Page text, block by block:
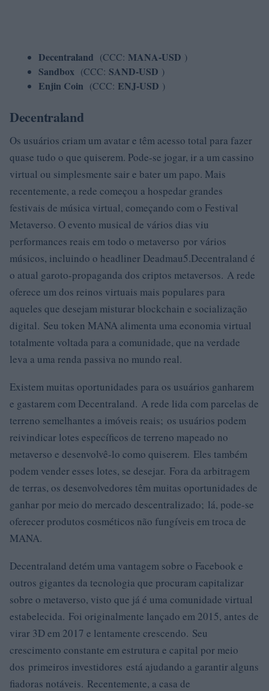
Decentraland (CCC: MANA-USD )
Sandbox (CCC: SAND-USD )
Enjin Coin (CCC: ENJ-USD )
Decentraland
Os usuários criam um avatar e têm acesso total para fazer
quase tudo o que quiserem. Pode-se jogar, ir a um cassino
virtual ou simplesmente sair e bater um papo. Mais
recentemente, a rede começou a hospedar grandes
festivais de música virtual, começando com o Festival
Metaverso. O evento musical de vários dias viu
performances reais em todo o metaverso por vários
músicos, incluindo o headliner Deadmau5.Decentraland é
o atual garoto-propaganda dos criptos metaversos. A rede
oferece um dos reinos virtuais mais populares para
aqueles que desejam misturar blockchain e socialização
digital. Seu token MANA alimenta uma economia virtual
totalmente voltada para a comunidade, que na verdade
leva a uma renda passiva no mundo real.
Existem muitas oportunidades para os usuários ganharem
e gastarem com Decentraland. A rede lida com parcelas de
terreno semelhantes a imóveis reais; os usuários podem
reivindicar lotes específicos de terreno mapeado no
metaverso e desenvolvê-lo como quiserem. Eles também
podem vender esses lotes, se desejar. Fora da arbitragem
de terras, os desenvolvedores têm muitas oportunidades de
ganhar por meio do mercado descentralizado; lá, pode-se
oferecer produtos cosméticos não fungíveis em troca de
MANA.
Decentraland detém uma vantagem sobre o Facebook e
outros gigantes da tecnologia que procuram capitalizar
sobre o metaverso, visto que já é uma comunidade virtual
estabelecida. Foi originalmente lançado em 2015, antes de
virar 3D em 2017 e lentamente crescendo. Seu
crescimento constante em estrutura e capital por meio
dos primeiros investidores está ajudando a garantir alguns
fiadoras notáveis. Recentemente, a casa de